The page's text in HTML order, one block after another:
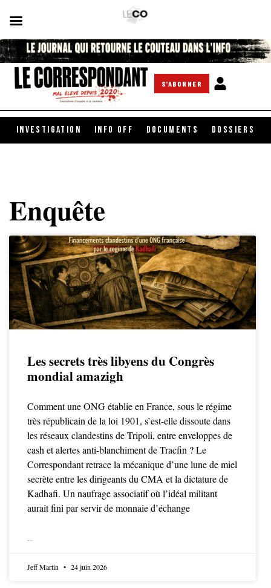
S'ABONNER
INVESTIGATION INFO OFF DOCUMENTS DOSSIERS
Enquête
Les secrets très libyens du Congrès
mondial amazigh
Comment une ONG établie en France, sous le régime
très républicain de la loi 1901, s’est-elle dissoute dans
les réseaux clandestins de Tripoli, entre enveloppes de
cash et alertes anti-blanchiment de Tracfin ? Le
Correspondant retrace la mécanique d’une lune de miel
secrète entre les dirigeants du CMA et la dictature de
Kadhafi. Un naufrage associatif où l’idéal militant
aurait fini par servir de monnaie d’échange
Jeff Martin 24 juin 2026